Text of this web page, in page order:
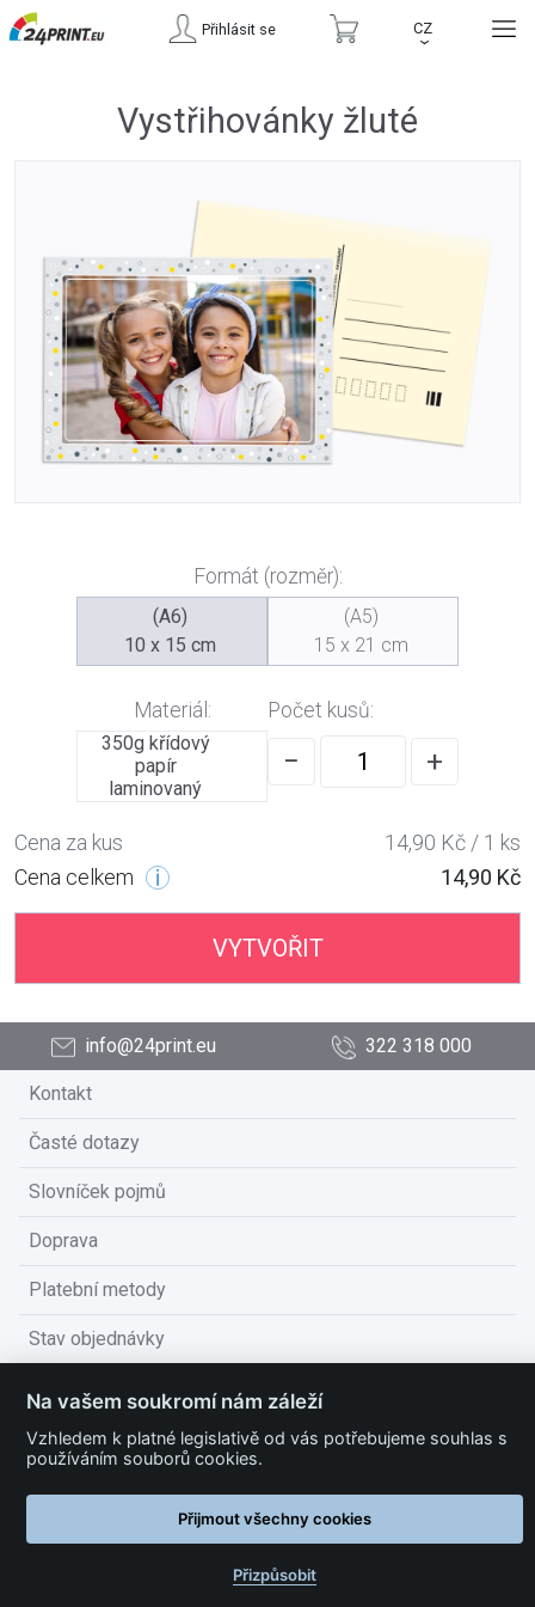
Přihlásit se CZ
›
Vystřihovánky žluté
Formát (rozměr):
(A6)
10 x 15 cm
(A5)
15 x 21 cm
Materiál:
350g křídový
papír
laminovaný
Počet kusů:
− +
Cena za kus
14,90 Kč / 1 ks
Cena celkem
14,90 Kč
VYTVOŘIT
info@24print.eu 322 318 000
Kontakt
Časté dotazy
Slovníček pojmů
Doprava
Platební metody
Stav objednávky
Obchodní podmínky
Technické podmínky
Na vašem soukromí nám záleží
Vzhledem k platné legislativě od vás potřebujeme souhlas s
používáním souborů cookies.
Přijmout všechny cookies
Přizpůsobit